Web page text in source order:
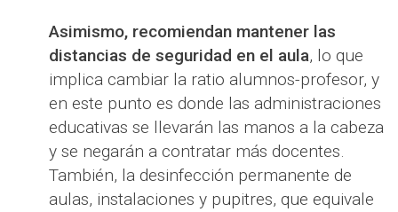
Asimismo, recomiendan mantener las
distancias de seguridad en el aula, lo que
implica cambiar la ratio alumnos-profesor, y
en este punto es donde las administraciones
educativas se llevarán las manos a la cabeza
y se negarán a contratar más docentes.
También, la desinfección permanente de
aulas, instalaciones y pupitres, que equivale